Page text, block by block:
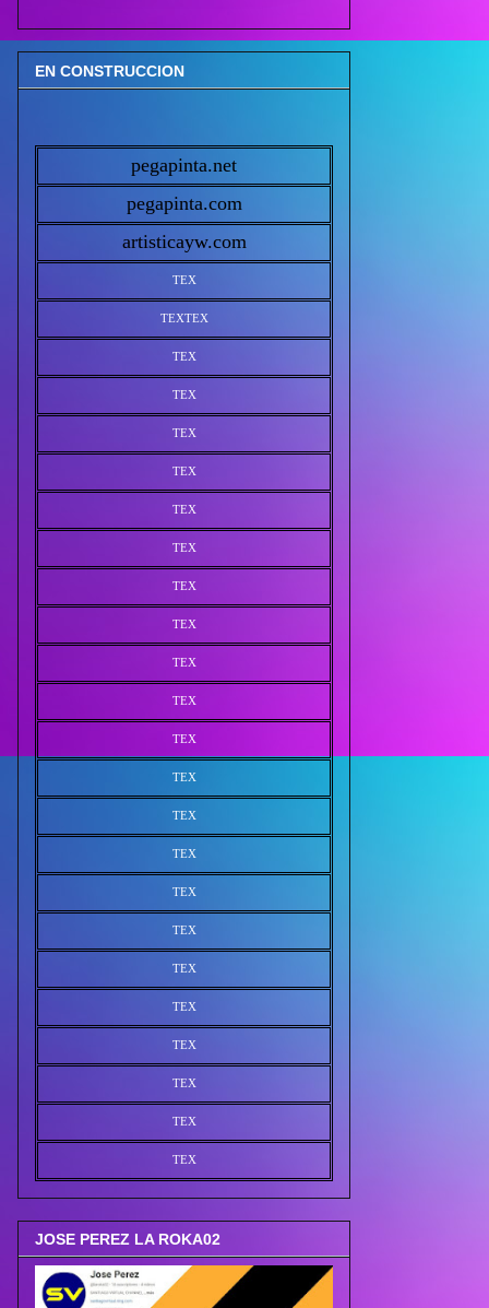
EN CONSTRUCCION
pegapinta.net
pegapinta.com
artisticayw.com
TEX
TEXTEX
TEX
TEX
TEX
TEX
TEX
TEX
TEX
TEX
TEX
TEX
TEX
TEX
TEX
TEX
TEX
TEX
TEX
TEX
TEX
TEX
TEX
TEX
JOSE PEREZ LA ROKA02